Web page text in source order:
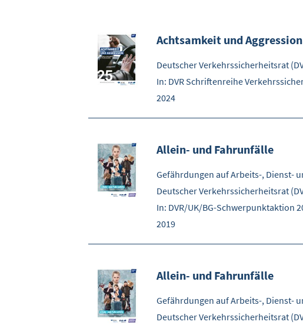
Achtsamkeit und
Deutscher Verkehrssicherheitsrat
In: DVR Schriftenreihe
2024
Allein- und Fahrunfälle
Gefährdungen auf Arbeits-, Dienst-
Deutscher Verkehrssicherheitsrat
In: DVR/UK/BG-Schwerpunktaktion
2019
Allein- und Fahrunfälle
Gefährdungen auf Arbeits-, Dienst-
Deutscher Verkehrssicherheitsrat